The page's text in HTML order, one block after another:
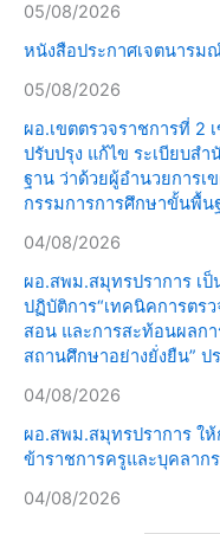
05/08/2026
หนังสือประกาศเจตนารม
05/08/2026
ผอ.เขตตรวจราชการที่ 2
ปรับปรุง แก้ไข ระเบียบส
ฐาน ว่าด้วยผู้อำนวยการ
กรรมการการศึกษาขั้นพื้น
04/08/2026
ผอ.สพม.สมุทรปราการ เป็
ปฏิบัติการ“เทคนิคการตร
สอน และการสะท้อนผลก
สถานศึกษาอย่างยั่งยืน”
04/08/2026
ผอ.สพม.สมุทรปราการ ใ
ข้าราชการครูและบุคลาก
04/08/2026